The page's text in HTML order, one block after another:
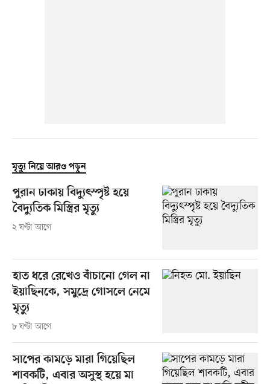
মৃত্যু নিয়ে আরও পড়ুন
পুরান ঢাকায় বিদ্যুৎস্পৃষ্ট হয়ে
বৈদ্যুতিক মিস্ত্রির মৃত্যু
২ ঘণ্টা আগে
হাত ধরে রেখেও বাঁচানো গেল না
ইয়াছিনকে, সমুদ্রে গোসলে নেমে
মৃত্যু
৮ ঘণ্টা আগে
সাপের কামড়ে মারা গিয়েছিল
শাবকটি, এবার অসুস্থ হয়ে মা